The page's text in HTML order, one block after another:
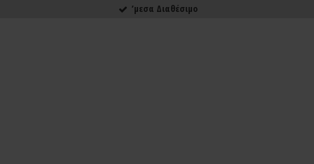
ʼμεσα Διαθέσιμο